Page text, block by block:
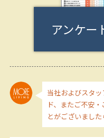
アンケー
当社およびスタ
ド、またご不安
とがございまし